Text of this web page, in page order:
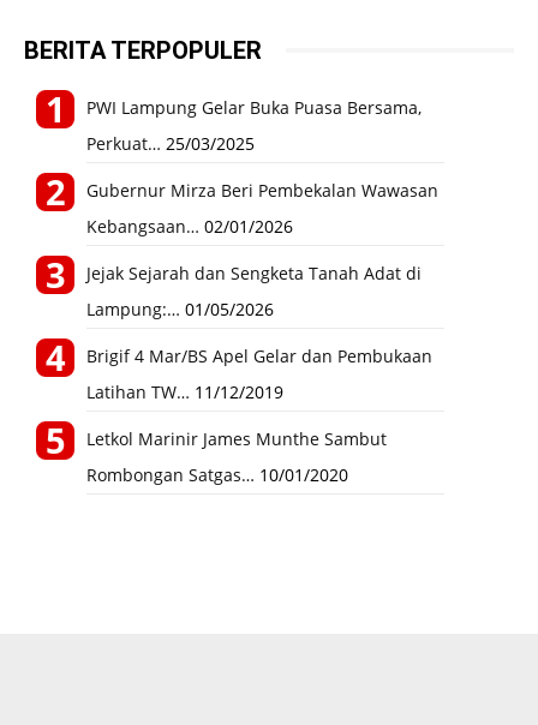
BERITA TERPOPULER
PWI Lampung Gelar Buka Puasa Bersama,
Perkuat… 25/03/2025
Gubernur Mirza Beri Pembekalan Wawasan
Kebangsaan… 02/01/2026
Jejak Sejarah dan Sengketa Tanah Adat di
Lampung:… 01/05/2026
Brigif 4 Mar/BS Apel Gelar dan Pembukaan
Latihan TW… 11/12/2019
Letkol Marinir James Munthe Sambut
Rombongan Satgas… 10/01/2020